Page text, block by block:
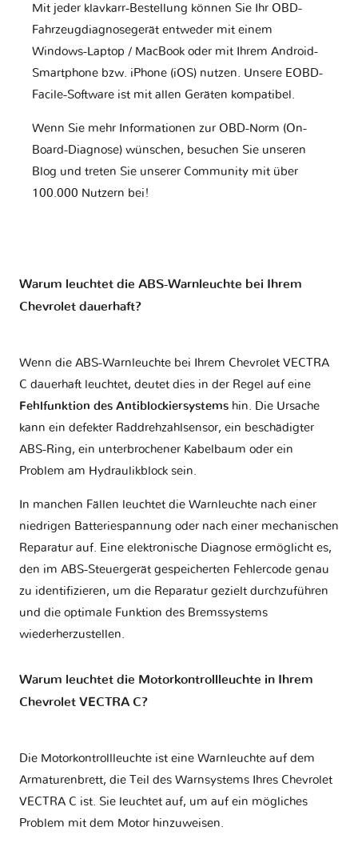
Mit jeder klavkarr-Bestellung können Sie Ihr OBD-
Fahrzeugdiagnosegerät entweder mit einem
Windows-Laptop / MacBook oder mit Ihrem Android-
Smartphone bzw. iPhone (iOS) nutzen. Unsere EOBD-
Facile-Software ist mit allen Geräten kompatibel.
Wenn Sie mehr Informationen zur OBD-Norm (On-
Board-Diagnose) wünschen, besuchen Sie unseren
Blog und treten Sie unserer Community mit über
100.000 Nutzern bei!
Warum leuchtet die ABS-Warnleuchte bei Ihrem
Chevrolet dauerhaft?
Wenn die ABS-Warnleuchte bei Ihrem Chevrolet VECTRA
C dauerhaft leuchtet, deutet dies in der Regel auf eine
Fehlfunktion des Antiblockiersystems hin. Die Ursache
kann ein defekter Raddrehzahlsensor, ein beschädigter
ABS-Ring, ein unterbrochener Kabelbaum oder ein
Problem am Hydraulikblock sein.
In manchen Fällen leuchtet die Warnleuchte nach einer
niedrigen Batteriespannung oder nach einer mechanischen
Reparatur auf. Eine elektronische Diagnose ermöglicht es,
den im ABS-Steuergerät gespeicherten Fehlercode genau
zu identifizieren, um die Reparatur gezielt durchzuführen
und die optimale Funktion des Bremssystems
wiederherzustellen.
Warum leuchtet die Motorkontrollleuchte in Ihrem
Chevrolet VECTRA C?
Die Motorkontrollleuchte ist eine Warnleuchte auf dem
Armaturenbrett, die Teil des Warnsystems Ihres Chevrolet
VECTRA C ist. Sie leuchtet auf, um auf ein mögliches
Problem mit dem Motor hinzuweisen.